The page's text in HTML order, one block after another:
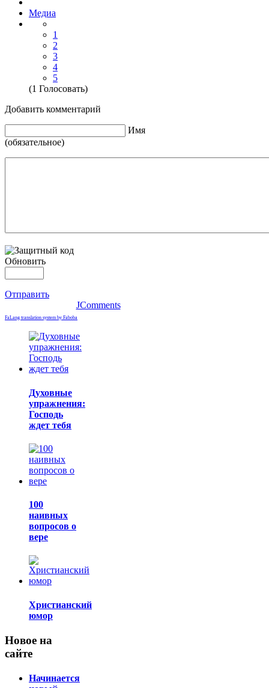
Медиа
1
2
3
4
5
(1 Голосовать)
Добавить комментарий
Имя
(обязательное)
Обновить
Отправить
JComments
FaLang translation system by Faboba
Духовные
упражнения:
Господь
ждет тебя
100
наивных
вопросов о
вере
Христианский
юмор
Новое на
сайте
Начинается